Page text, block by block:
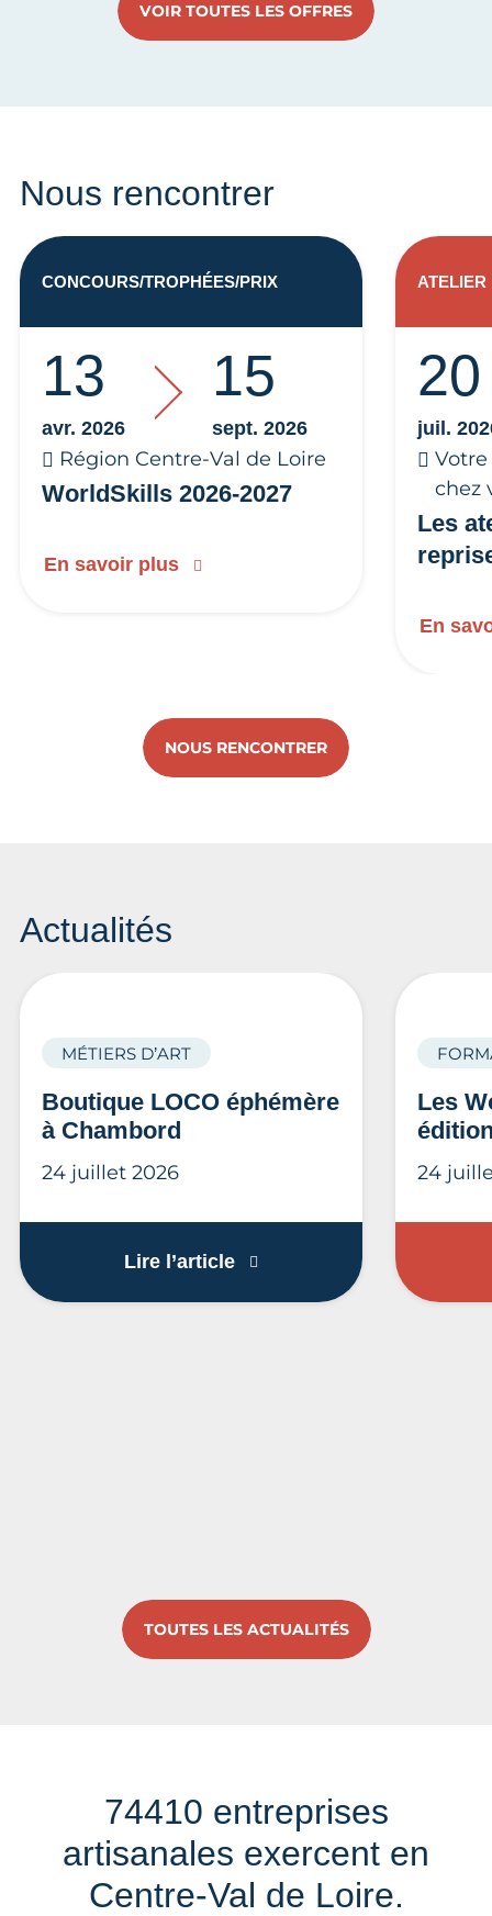
VOIR TOUTES LES OFFRES
Nous rencontrer
WorldSkills 2026-2027
13
avr. 2026
15
sept. 2026
Région Centre-Val de Loire
En savoir plus
CONCOURS/TROPHÉES/PRIX
Les
20
juil.
chez
En
ATELIER
NOUS RENCONTRER
Actualités
Boutique LOCO éphémère
à Chambord
MÉTIERS D’ART
24 juillet 2026
Lire l’articleBoutique LOCO éphémère
Les
24
TOUTES LES ACTUALITÉS
74410 entreprises
artisanales exercent en
Centre-Val de Loire.